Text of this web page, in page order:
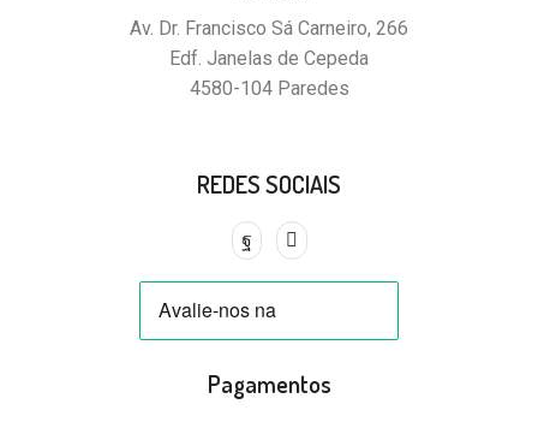
Av. Dr. Francisco Sá Carneiro, 266
Edf. Janelas de Cepeda
4580-104 Paredes
REDES SOCIAIS
Pagamentos